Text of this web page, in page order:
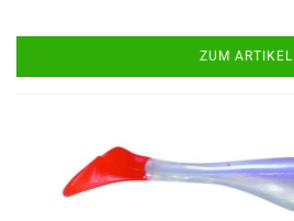
ZUM ARTIKEL